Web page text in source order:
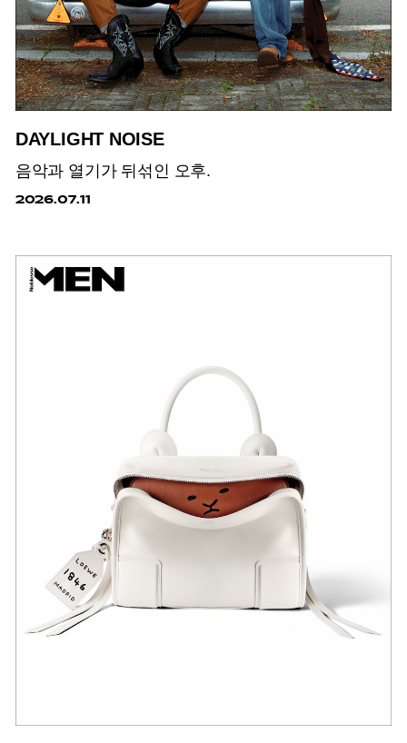
DAYLIGHT NOISE
음악과 열기가 뒤섞인 오후.
2026.07.11